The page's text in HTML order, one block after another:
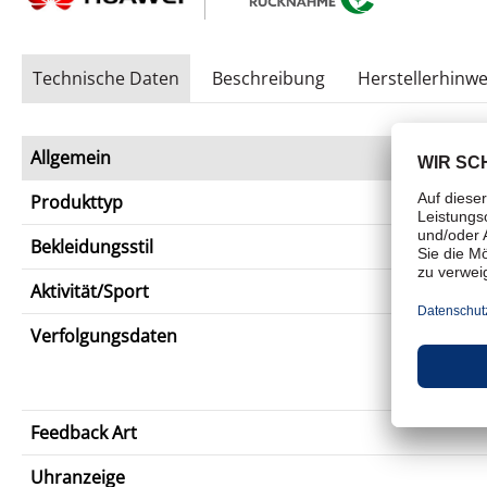
Technische Daten Beschreibung
Allgemein
Produkttyp
Bekleidungsstil
Aktivität/Sport
Verfolgungsdaten
Feedback Art
Uhranzeige